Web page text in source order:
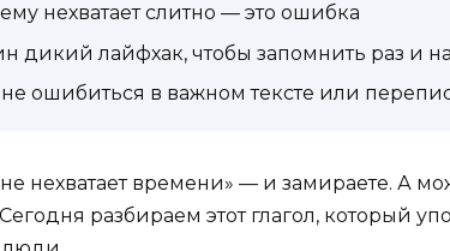
нехватает слитно — это ошибка
дикий лайфхак, чтобы запомнить раз и
ошибиться в важном тексте или
нехватает времени» — и замираете. А
разбираем этот глагол, который